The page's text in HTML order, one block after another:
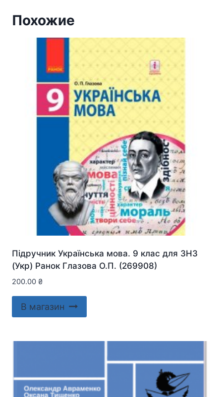
Похожие
Підручник Українська мова. 9 клас для ЗНЗ
(Укр) Ранок Глазова О.П. (269908)
200.00 ₴
В магазин